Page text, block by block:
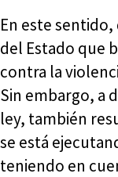
En este
del Estado que
contra la
Sin embargo, a
ley, también
se está
teniendo en